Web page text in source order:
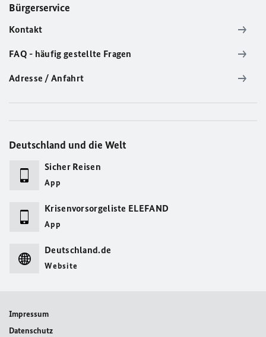
Bürgerservice
Kontakt
FAQ - häufig gestellte Fragen
Adresse / Anfahrt
Deutschland und die Welt
Sicher Reisen
App
Krisenvorsorgeliste ELEFAND
App
Deutschland.de
Website
Impressum
Datenschutz